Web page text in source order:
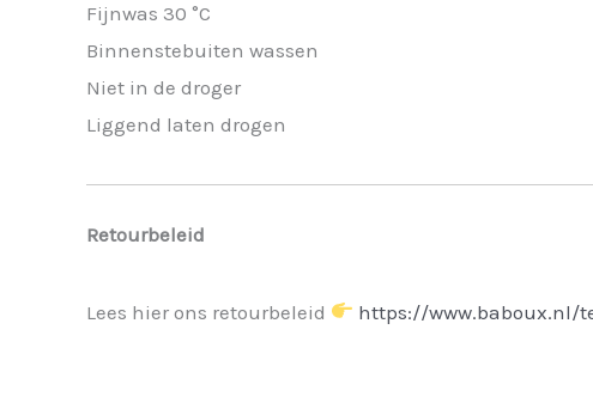
Fijnwas 30 °C
Binnenstebuiten wassen
Niet in de droger
Liggend laten drogen
Retourbeleid
Lees hier ons retourbeleid https://www.baboux.nl/